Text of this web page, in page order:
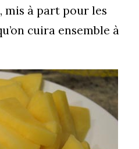
mis à part pour les
cuira ensemble à